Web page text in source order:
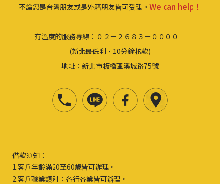
不論您是台灣朋友或是外籍朋友皆可受理。 We can help！
有溫度的服務專線：０２－２６８３－００００
(新北最低利‧10分鐘核款)
地址：新北市板橋區溪城路75號
借款須知：
1.客戶年齡滿20至60歲皆可辦理。
2.客戶職業類別：各行各業皆可辦理。